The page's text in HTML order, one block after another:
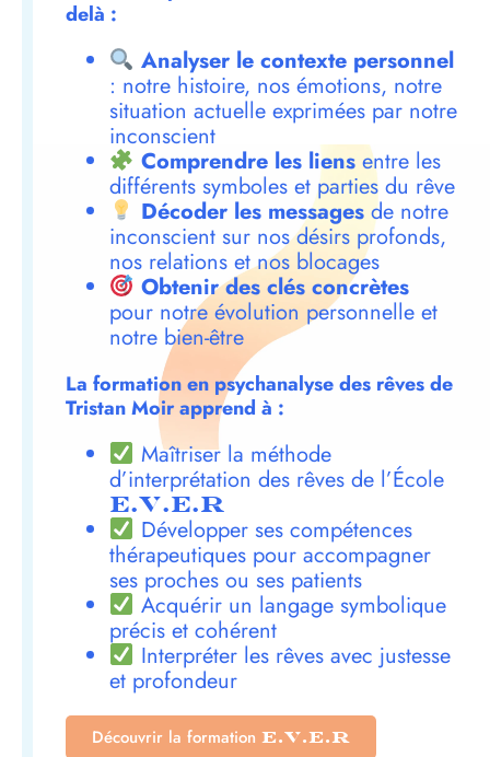
delà :
Analyser le contexte personnel
: notre histoire, nos émotions, notre
situation actuelle exprimées par notre
inconscient
Comprendre les liensentre les
différents symboles et parties du rêve
Décoder les messagesde notre
inconscient sur nos désirs profonds,
nos relations et nos blocages
Obtenir des clés concrètes
pour notre évolution personnelle et
notre bien-être
La formation en psychanalyse des rêves de
Tristan Moir apprend à :
Maîtriser la méthode
d’interprétation des rêves de l’École
E.V.E.R
Développer ses compétences
thérapeutiques pour accompagner
ses proches ou ses patients
Acquérir un langage symbolique
précis et cohérent
Interpréter les rêves avec justesse
et profondeur
Découvrir la formation E.V.E.R